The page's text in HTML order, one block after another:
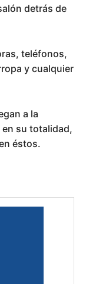
detrás de
teléfonos,
y cualquier
a la
en su totalidad,
éstos.